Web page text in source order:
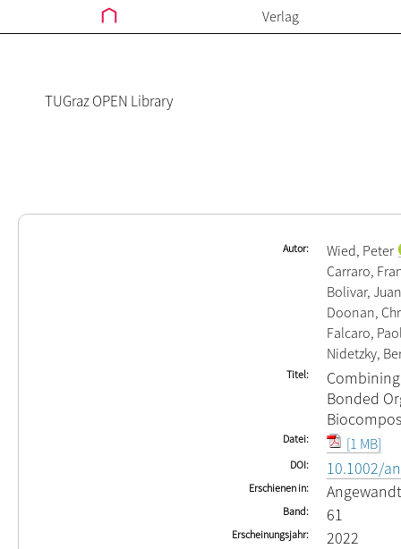
Verlag
TUGraz OPEN Library
Autor
Wied, Peter
Carraro,
Bolivar,
Doonan,
Falcaro,
Nidetzky,
Titel
Bonded
Datei [1 MB]
DOI 10.1002/
Erschienen in
Band 61
Erscheinungsjahr 2022